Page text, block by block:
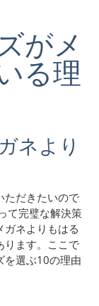
がメ
る理
ネより
ただきたいので
て完璧な解決策
ガネよりもはる
ります。ここで
を選ぶ10の理由